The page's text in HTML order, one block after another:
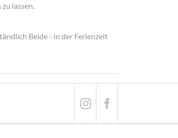
lassen.
Beide - in der Ferienzeit